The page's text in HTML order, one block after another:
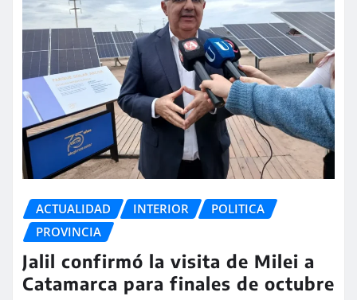
ACTUALIDAD INTERIOR
POLITICA
PROVINCIA
Jalil confirmó la visita de Milei a
Catamarca para finales de octubre